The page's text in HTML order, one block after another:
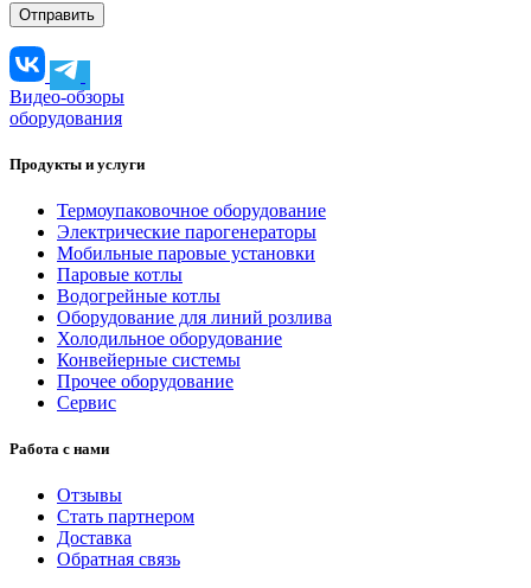
Видео-обзоры
оборудования
Продукты и услуги
Термоупаковочное оборудование
Электрические парогенераторы
Мобильные паровые установки
Паровые котлы
Водогрейные котлы
Оборудование для линий розлива
Холодильное оборудование
Конвейерные системы
Прочее оборудование
Сервис
Работа с нами
Отзывы
Стать партнером
Доставка
Обратная связь